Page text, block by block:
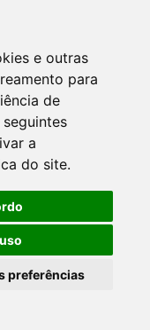
e outras
para
de
a
do site.
preferências